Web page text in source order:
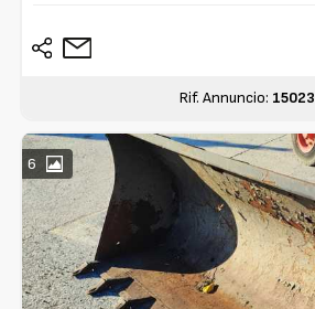
Rif. Annuncio: 15023
6